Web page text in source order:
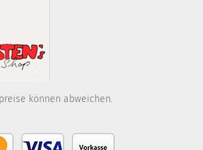
können abweichen.